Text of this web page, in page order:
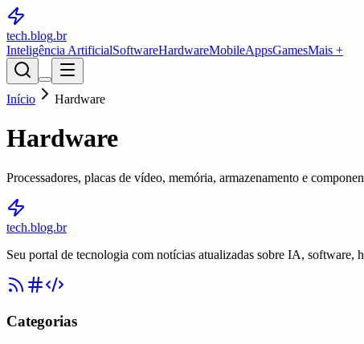
tech.blog.br
Inteligência ArtificialSoftwareHardwareMobileAppsGamesMais +
Início Hardware
Hardware
Processadores, placas de vídeo, memória, armazenamento e
tech.blog.br
Seu portal de tecnologia com notícias atualizadas sobre IA,
Categorias